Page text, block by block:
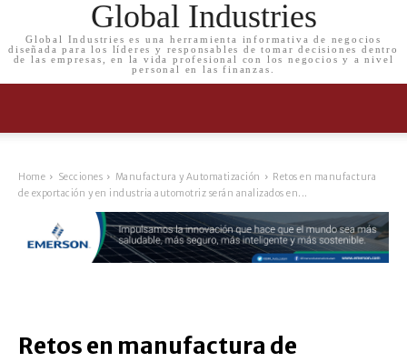
Global Industries
Global Industries es una herramienta informativa de negocios
diseñada para los líderes y responsables de tomar decisiones dentro
de las empresas, en la vida profesional con los negocios y a nivel
personal en las finanzas.
Home Secciones Manufactura y Automatización
Retos en manufactura
de exportación y en industria automotriz serán analizados en...
Retos en manufactura de